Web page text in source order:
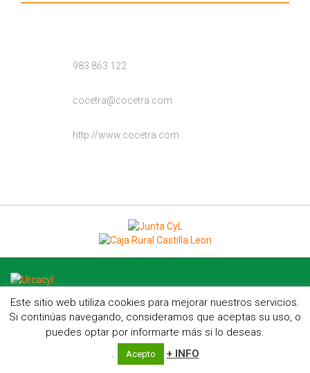
983 863 122
cocetra@cocetra.com
http://www.cocetra.com
C/ Hípica, 1, entreplanta - 47007 Valladolid
Telf.: 983 23 95 15 - Fax: 983 22 23 56 -Aviso Legal
Este sitio web utiliza cookies para mejorar nuestros servicios.
Si continúas navegando, consideramos que aceptas su uso, o
puedes optar por informarte más si lo deseas.
.
Acepto + INFO